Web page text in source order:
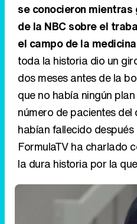
se conocieron mientras
de la NBC sobre el
el campo de la
toda la historia dio un
dos meses antes de la
que no había ningún
número de pacientes
habían fallecido
FormulaTV ha charlado
la dura historia por la